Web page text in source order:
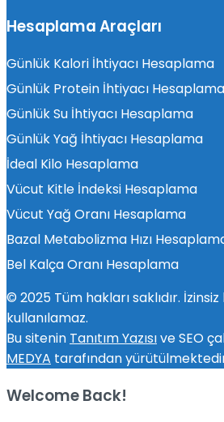
Hesaplama Araçları
Günlük Kalori İhtiyacı Hesaplama
Günlük Protein İhtiyacı Hesaplama
Günlük Su İhtiyacı Hesaplama
Günlük Yağ İhtiyacı Hesaplama
İdeal Kilo Hesaplama
Vücut Kitle İndeksi Hesaplama
Vücut Yağ Oranı Hesaplama
Bazal Metabolizma Hızı
Bel Kalça Oranı Hesaplama
© 2025 Tüm hakları saklıdır.
kullanılamaz.
Bu sitenin Tanıtım Yazısıve SEO
MEDYA tarafından
Welcome Back!